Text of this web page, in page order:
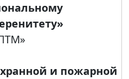
и пожарной